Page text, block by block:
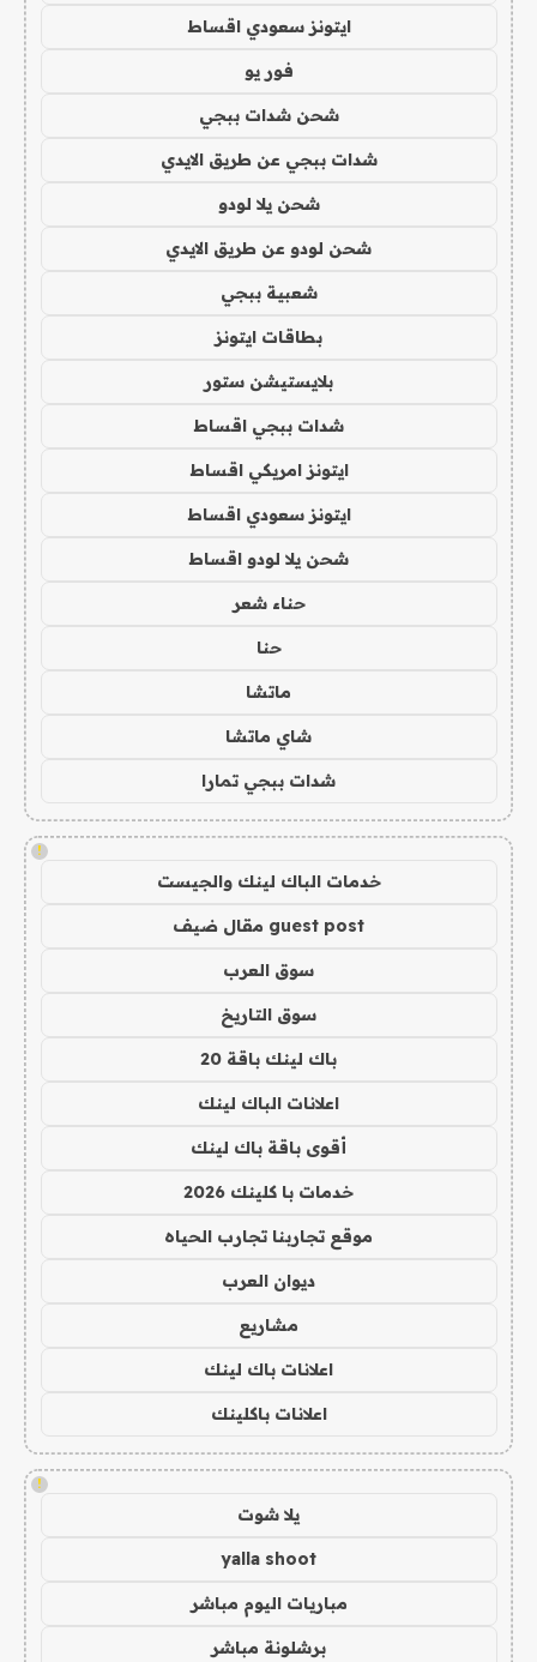
ايتونز سعودي اقساط
فور يو
شحن شدات ببجي
شدات ببجي عن طريق الايدي
شحن يلا لودو
شحن لودو عن طريق الايدي
شعبية ببجي
بطاقات ايتونز
بلايستيشن ستور
شدات ببجي اقساط
ايتونز امريكي اقساط
ايتونز سعودي اقساط
شحن يلا لودو اقساط
حناء شعر
حنا
ماتشا
شاي ماتشا
شدات ببجي تمارا
!
خدمات الباك لينك والجيست
guest post مقال ضيف
سوق العرب
سوق التاريخ
باك لينك باقة 20
اعلانات الباك لينك
أقوى باقة باك لينك
خدمات با كلينك 2026
موقع تجاربنا تجارب الحياه
ديوان العرب
مشاريع
اعلانات باك لينك
اعلانات باكلينك
!
يلا شوت
yalla shoot
مباريات اليوم مباشر
برشلونة مباشر